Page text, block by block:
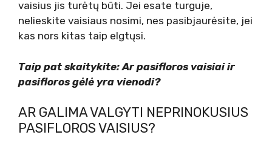
vaisius jis turėtų būti. Jei esate turguje,
nelieskite vaisiaus nosimi, nes pasibjaurėsite, jei
kas nors kitas taip elgtųsi.
Taip pat skaitykite: Ar pasifloros vaisiai ir
pasifloros gėlė yra vienodi?
AR GALIMA VALGYTI NEPRINOKUSIUS
PASIFLOROS VAISIUS?